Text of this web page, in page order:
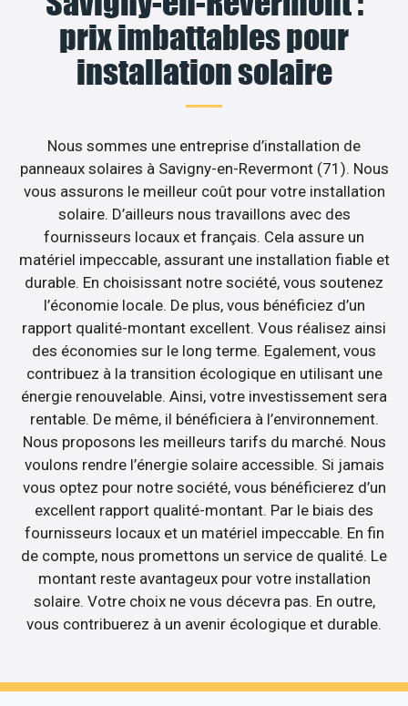
prix imbattables pour
installation solaire
Nous sommes une entreprise d’installation de
panneaux solaires à Savigny-en-Revermont (71). Nous
vous assurons le meilleur coût pour votre installation
solaire. D’ailleurs nous travaillons avec des
fournisseurs locaux et français. Cela assure un
matériel impeccable, assurant une installation fiable et
durable. En choisissant notre société, vous soutenez
l’économie locale. De plus, vous bénéficiez d’un
rapport qualité-montant excellent. Vous réalisez ainsi
des économies sur le long terme. Egalement, vous
contribuez à la transition écologique en utilisant une
énergie renouvelable. Ainsi, votre investissement sera
rentable. De même, il bénéficiera à l’environnement.
Nous proposons les meilleurs tarifs du marché. Nous
voulons rendre l’énergie solaire accessible. Si jamais
vous optez pour notre société, vous bénéficierez d’un
excellent rapport qualité-montant. Par le biais des
fournisseurs locaux et un matériel impeccable. En fin
de compte, nous promettons un service de qualité. Le
montant reste avantageux pour votre installation
solaire. Votre choix ne vous décevra pas. En outre,
vous contribuerez à un avenir écologique et durable.